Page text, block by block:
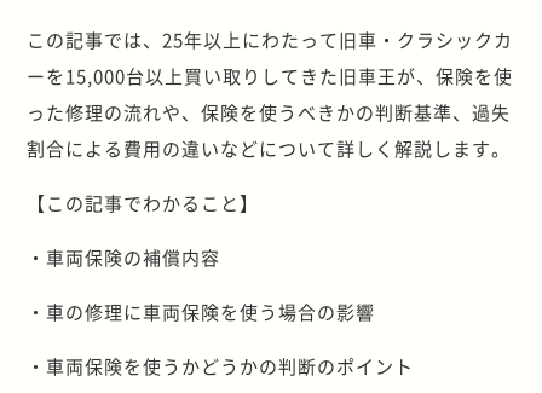
この記事では、25年以上にわたって旧車・クラシックカ
ーを15,000台以上買い取りしてきた旧車王が、保険を使
った修理の流れや、保険を使うべきかの判断基準、過失
割合による費用の違いなどについて詳しく解説します。
【この記事でわかること】
・車両保険の補償内容
・車の修理に車両保険を使う場合の影響
・車両保険を使うかどうかの判断のポイント